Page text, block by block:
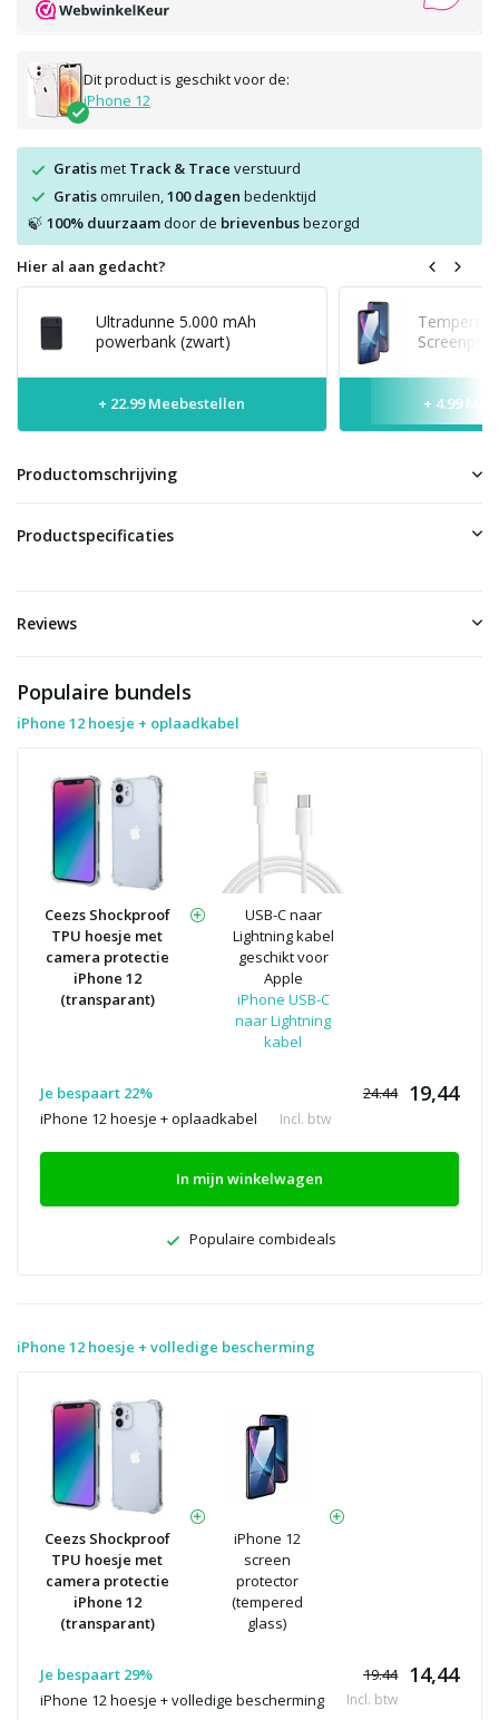
Dit product is geschikt voor de:
iPhone 12
Gratismet Track & Trace verstuurd
Gratisomruilen, 100 dagen bedenktijd
🍃 100% duurzaamdoor de brievenbusbezorgd
Hier al aan gedacht?
Ultradunne 5.000 mAh
powerbank (zwart)
+ 22.99 Meebestellen
Tempered
+ 4.99
Productomschrijving
Productspecificaties
Reviews
Populaire bundels
iPhone 12 hoesje + oplaadkabel
Ceezs Shockproof
TPU hoesje met
camera protectie
iPhone 12
(transparant)
USB-C naar
Lightning kabel
geschikt voor
Apple
iPhone USB-C
naar Lightning
kabel
Je bespaart 22% 24.44 19,44
iPhone 12 hoesje + oplaadkabel Incl. btw
In mijn winkelwagen
Populaire combideals
iPhone 12 hoesje + volledige bescherming
Ceezs Shockproof
TPU hoesje met
camera protectie
iPhone 12
(transparant)
iPhone 12
screen
protector
(tempered
glass)
Je bespaart 29% 19.44 14,44
iPhone 12 hoesje + volledige bescherming Incl. btw